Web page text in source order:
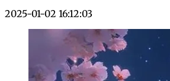
2025-01-02 16:12:03